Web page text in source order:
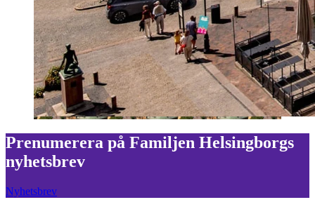
Prenumerera på Familjen Helsingborgs
nyhetsbrev
Nyhetsbrev